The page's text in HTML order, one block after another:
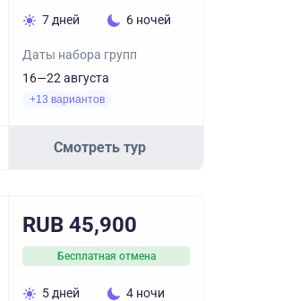
7 дней 6 ночей
Даты набора групп
16—22 августа
+13 вариантов
Смотреть тур
RUB 45,900
Бесплатная отмена
5 дней 4 ночи